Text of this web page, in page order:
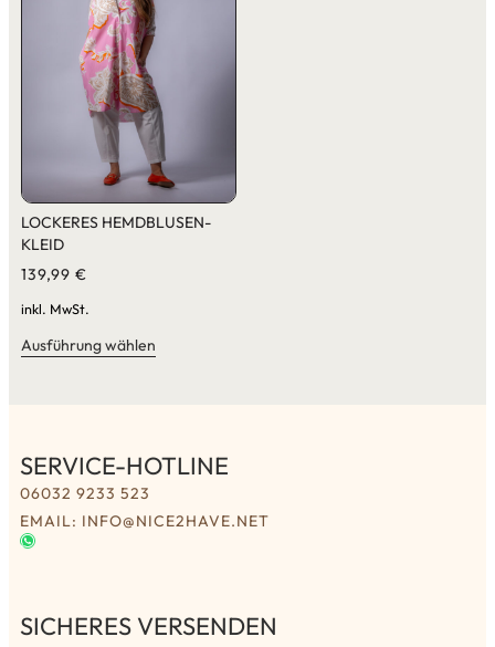
LOCKERES HEMDBLUSEN-
KLEID
139,99 €
inkl. MwSt.
Ausführung wählen
SERVICE-HOTLINE
06032 9233 523
EMAIL: INFO@NICE2HAVE.NET
SICHERES VERSENDEN